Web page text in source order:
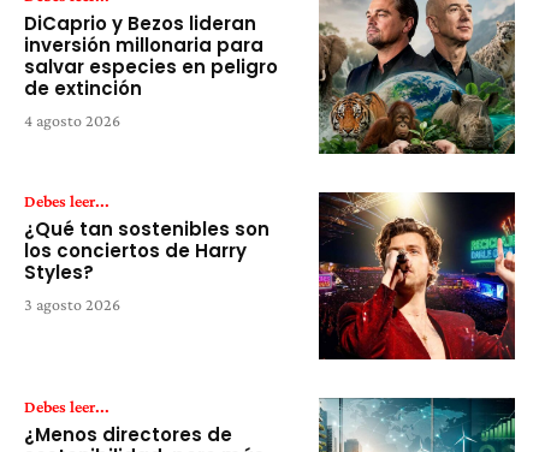
DiCaprio y Bezos lideran
inversión millonaria para
salvar especies en peligro
de extinción
4 agosto 2026
Debes leer...
¿Qué tan sostenibles son
los conciertos de Harry
Styles?
3 agosto 2026
Debes leer...
¿Menos directores de